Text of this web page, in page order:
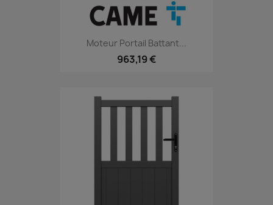
Moteur Portail Battant...
963,19 €